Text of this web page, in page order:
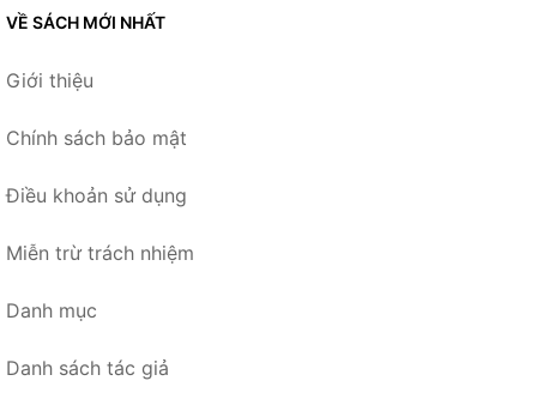
VỀ SÁCH MỚI NHẤT
Giới thiệu
Chính sách bảo mật
Điều khoản sử dụng
Miễn trừ trách nhiệm
Danh mục
Danh sách tác giả